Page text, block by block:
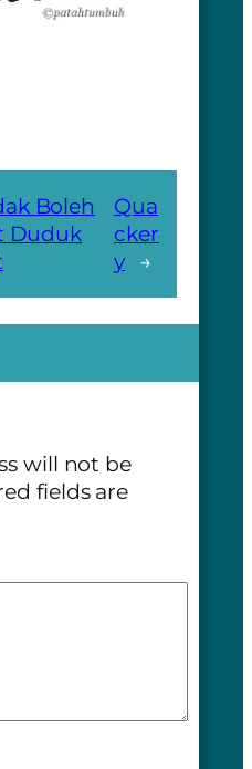
Boleh
Duduk
Qua
cker
y
→
will not be
fields are